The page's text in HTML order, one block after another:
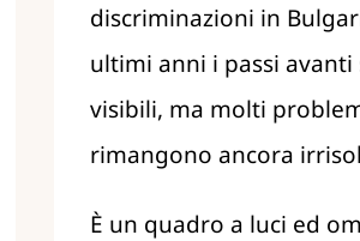
discriminazioni in
ultimi anni i passi avanti
visibili, ma molti
rimangono ancora
È un quadro a luci ed